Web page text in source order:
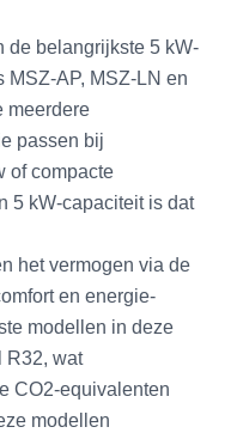
de belangrijkste 5 kW-
MSZ-AP, MSZ-LN en
meerdere
passen bij
of compacte
5 kW-capaciteit is dat
het vermogen via de
en energie-
modellen in deze
R32, wat
CO2-equivalenten
modellen